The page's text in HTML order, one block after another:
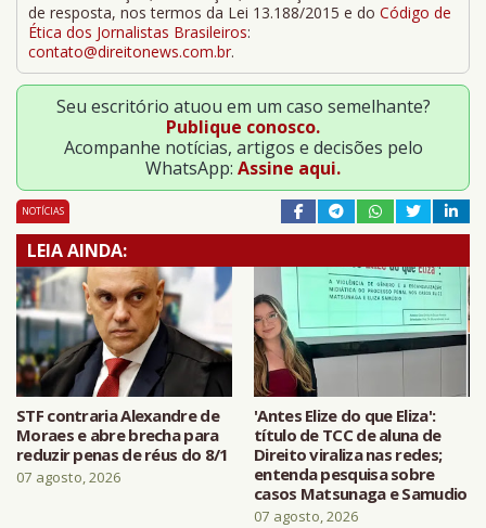
de resposta, nos termos da Lei 13.188/2015 e do Código de
Ética dos Jornalistas Brasileiros:
contato@direitonews.com.br.
Seu escritório atuou em um caso semelhante?
Publique conosco.
Acompanhe notícias, artigos e decisões pelo
WhatsApp: Assine aqui.
NOTÍCIAS
LEIA AINDA:
STF contraria Alexandre de
Moraes e abre brecha para
reduzir penas de réus do 8/1
07 agosto, 2026
'Antes Elize do que Eliza':
título de TCC de aluna de
Direito viraliza nas redes;
entenda pesquisa sobre
casos Matsunaga e Samudio
07 agosto, 2026